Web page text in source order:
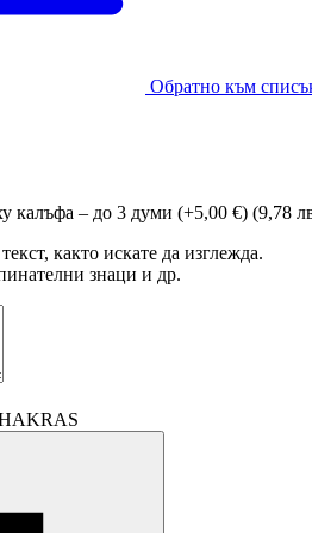
Обратно към
калъфа – до 3 думи (+5,00 €) (9,78
както искате да изглежда.
знаци и др.